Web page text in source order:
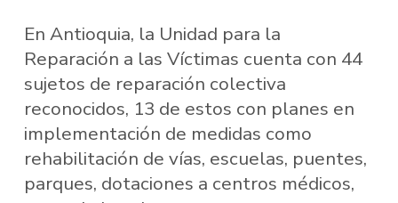
En Antioquia, la Unidad para la
Reparación a las Víctimas cuenta con 44
sujetos de reparación colectiva
reconocidos, 13 de estos con planes en
implementación de medidas como
rehabilitación de vías, escuelas, puentes,
parques, dotaciones a centros médicos,